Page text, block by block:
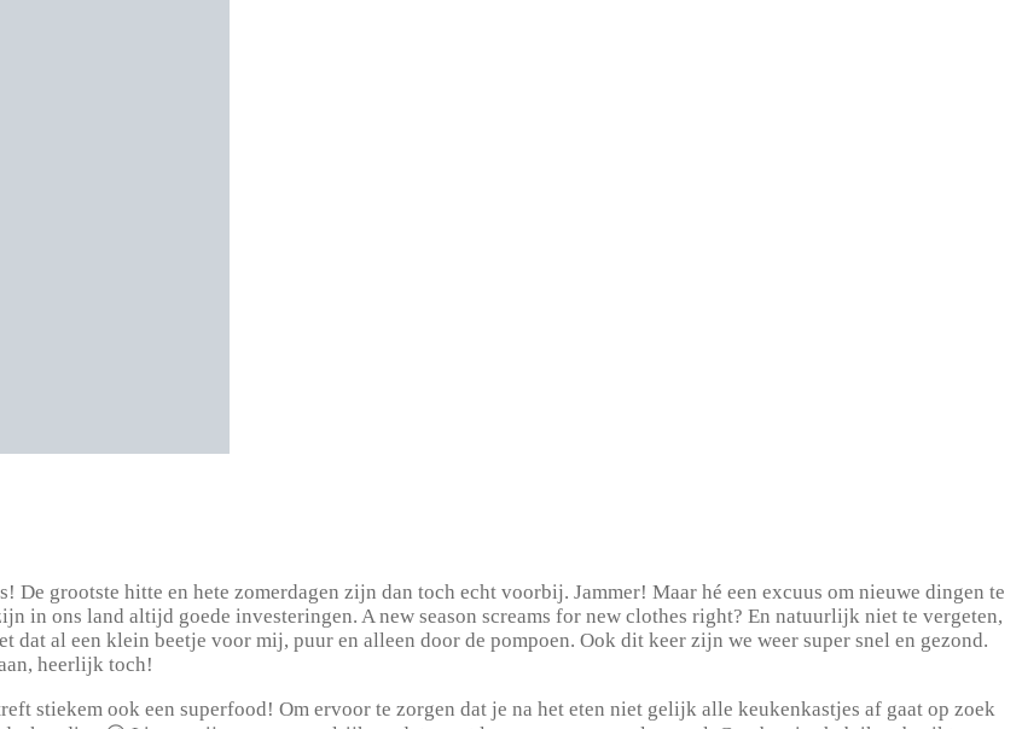
De grootste hitte en hete zomerdagen zijn dan toch echt voorbij. Jammer! Maar hé een excuus om nieuwe dingen te
in ons land altijd goede investeringen. A new season screams for new clothes right? En natuurlijk niet te vergeten,
al een klein beetje voor mij, puur en alleen door de pompoen. Ook dit keer zijn we weer super snel en gezond.
heerlijk toch!
stiekem ook een superfood! Om ervoor te zorgen dat je na het eten niet gelijk alle keukenkastjes af gaat op zoek